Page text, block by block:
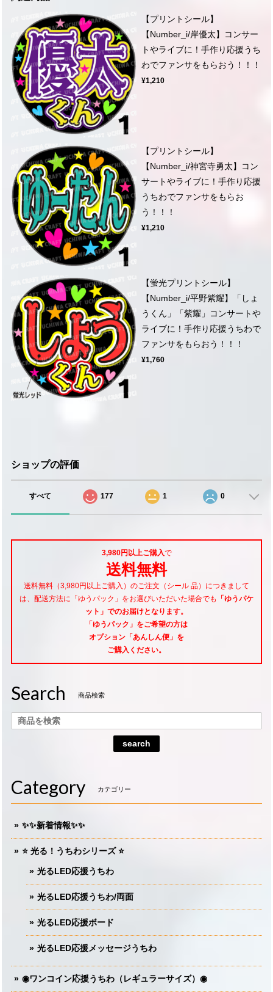
【プリントシール】
【Number_i/岸優太】コンサー
トやライブに！手作り応援うち
わでファンサをもらおう！！！
¥1,210
【プリントシール】
【Number_i/神宮寺勇太】コン
サートやライブに！手作り応援
うちわでファンサをもらお
う！！！
¥1,210
【蛍光プリントシール】
【Number_i/平野紫耀】「しょ
うくん」「紫耀」コンサートや
ライブに！手作り応援うちわで
ファンサをもらおう！！！
¥1,760
ショップの評価
すべて 177 1 0
3,980円以上ご購入で
送料無料
送料無料（3,980円以上ご購入）のご注文（シール 品）につきまして
は、配送方法に「ゆうパック」をお選びいただいた場合でも
「ゆうパケ
ット」でのお届けとなります。
「ゆうパック」をご希望の方は
オプション「あんしん便」 を
ご購入ください。
Search 商品検索
search
Category カテゴリー
✨✨新着情報✨✨
⭐️ 光る！うちわシリーズ ⭐️
光るLED応援うちわ
光るLED応援うちわ/両面
光るLED応援ボード
光るLED応援メッセージうちわ
◉ワンコイン応援うちわ（レギュラーサイズ）◉